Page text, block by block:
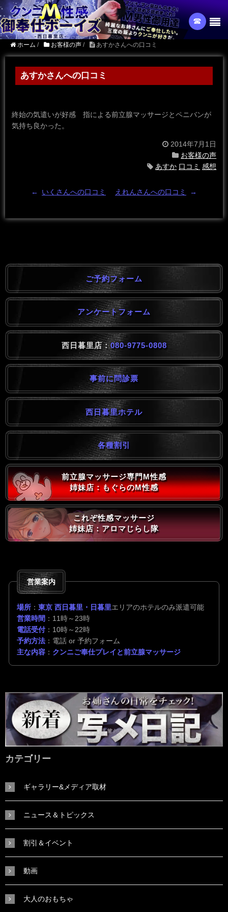
☎︎
ホーム / お客様の声 / あすかさんへの口コミ
あすかさんへの口コミ
終始の気遣いが好感 指による前立腺マッサージとペニバンが
気持ち良かった。
2014年7月1日
お客様の声
あすか 口コミ 感想
← いくさんへの口コミ えれんさんへの口コミ →
ご予約フォーム
アンケートフォーム
西日暮里店：080-9775-0808
事前に問診票
西日暮里ホテル
各種割引
前立腺マッサージ専門M性感
姉妹店：もぐらのM性感
これぞ性感マッサージ
姉妹店：アロマじらし隊
営業案内
場所 ： 東京 西日暮里・日暮里エリアのホテルのみ派遣可能
営業時間 ：11時～23時
電話受付：10時～22時
予約方法 ：電話 or 予約フォーム
主な内容 ： クンニご奉仕プレイと前立腺マッサージ
カテゴリー
ギャラリー&メディア取材
ニュース＆トピックス
割引＆イベント
動画
大人のおもちゃ